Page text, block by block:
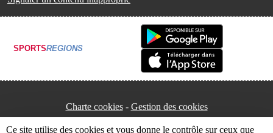
SPORTSREGIONS
Charte cookies Gestion des cookies
Ce site utilise des cookies et vous donne le contrôle sur ceux que